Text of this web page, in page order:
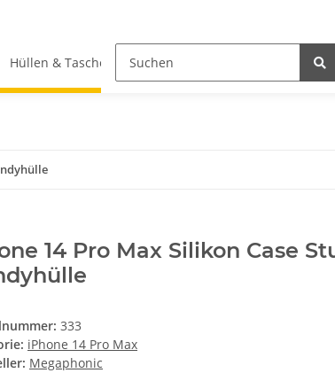
Hüllen & Taschen Displayschutzfolien
14 Pro Max Silikon Case
333
iPhone 14 Pro Max
Megaphonic